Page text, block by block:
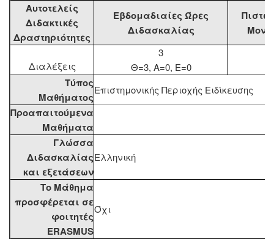
Αυτοτελείς
Διδακτικές
Δραστηριότητες
Εβδομαδιαίες Ώρες
Διδασκαλίας
Διαλέξεις
3
Θ=3, Α=0, Ε=0
Τύπος
Μαθήματος
Επιστημονικής Περιοχής Ειδίκευσης
Προαπαιτούμενα
Μαθήματα
Γλώσσα
Διδασκαλίας
και εξετάσεων
Ελληνική
Το Μάθημα
προσφέρεται σε
φοιτητές
ERASMUS
Όχι